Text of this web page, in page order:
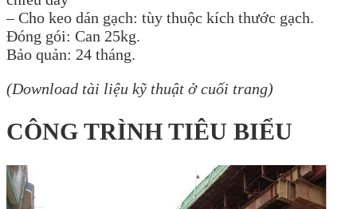
– Cho keo dán gạch: tùy thuộc kích thước gạch.
Đóng gói: Can 25kg.
Bảo quản: 24 tháng.
(Download tài liệu kỹ thuật ở cuối trang)
CÔNG TRÌNH TIÊU BIỂU